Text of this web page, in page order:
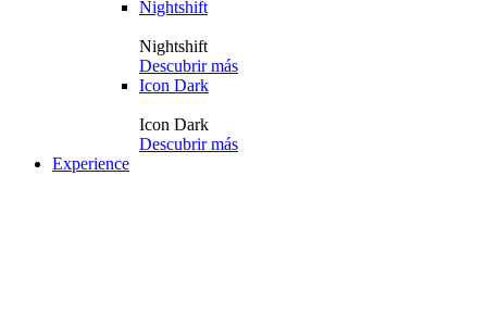
Nightshift
Nightshift
Descubrir más
Icon Dark
Icon Dark
Descubrir más
Experience